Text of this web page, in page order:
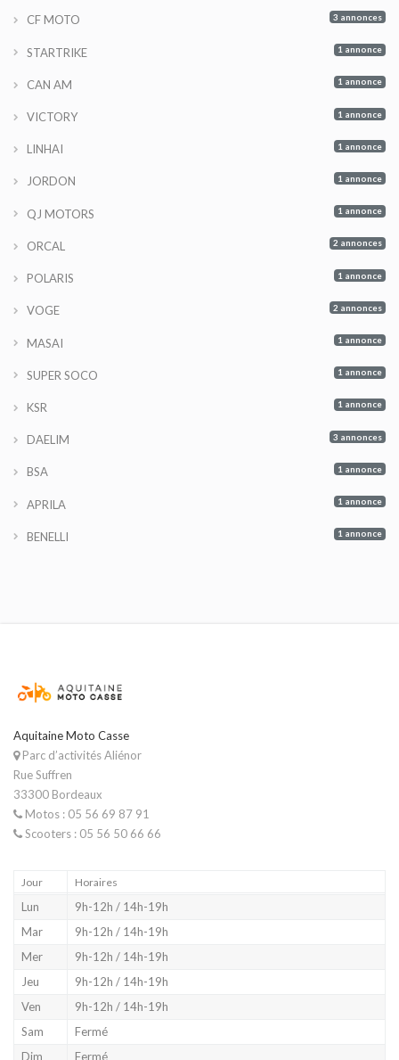
CF MOTO 3 annonces
STARTRIKE 1 annonce
CAN AM 1 annonce
VICTORY 1 annonce
LINHAI 1 annonce
JORDON 1 annonce
QJ MOTORS 1 annonce
ORCAL 2 annonces
POLARIS 1 annonce
VOGE 2 annonces
MASAI 1 annonce
SUPER SOCO 1 annonce
KSR 1 annonce
DAELIM 3 annonces
BSA 1 annonce
APRILA 1 annonce
BENELLI 1 annonce
Aquitaine Moto Casse
Parc d’activités Aliénor
Rue Suffren
33300 Bordeaux
Motos : 05 56 69 87 91
Scooters : 05 56 50 66 66
Jour Horaires
Lun
9h-12h / 14h-19h
Mar
9h-12h / 14h-19h
Mer
9h-12h / 14h-19h
Jeu
9h-12h / 14h-19h
Ven
9h-12h / 14h-19h
Sam
Fermé
Dim
Fermé